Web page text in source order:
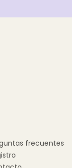
frecuentes